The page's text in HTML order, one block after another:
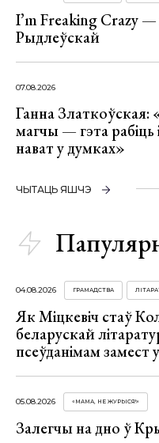
I’m Freaking Crazy —
Рыдлеўскай
07.08.2026
Ганна Златкоўская:
магчы — гэта рабіць
нават у думках»
ЧЫТАЦЬ ЯШЧЭ
04.08.2026 ГРАМАДСТВА
Як Міцкевіч стаў
беларускай
псеўданімам замест
05.08.2026 «МАМА, НЕ ЖУРЫСЯ!»
Залегчы на дно ў